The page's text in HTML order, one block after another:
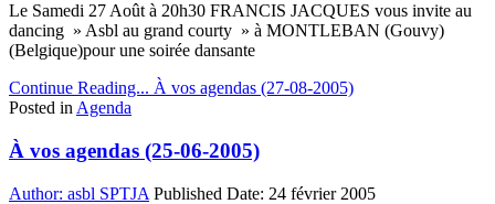
Le Samedi 27 Août à 20h30 FRANCIS JACQUES vous invite au
dancing » Asbl au grand courty » à MONTLEBAN (Gouvy)
(Belgique)pour une soirée dansante
Continue Reading... À vos agendas (27-08-2005)
Posted in Agenda
À vos agendas (25-06-2005)
Author: asbl SPTJA Published Date: 24 février 2005